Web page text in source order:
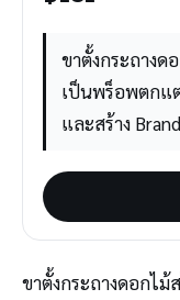
ขาตั้งกระถางด
เป็นพร็อพตกแ
และสร้าง
ขาตั้งกระถางดอกไ